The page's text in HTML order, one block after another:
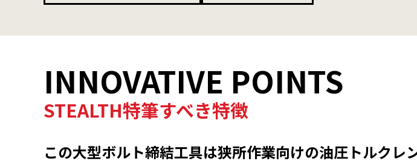
INNOVATIVE POINTS
STEALTH特筆すべき特徴
この大型ボルト締結工具は狭所作業向けの油圧トルク